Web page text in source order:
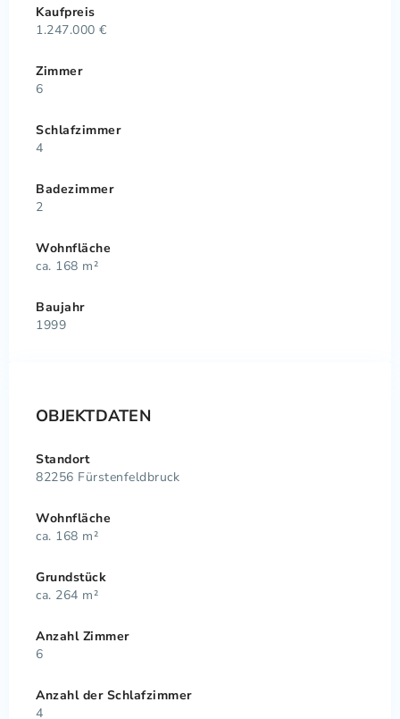
Kaufpreis
1.247.000 €
Zimmer
6
Schlafzimmer
4
Badezimmer
2
Wohnfläche
ca. 168 m²
Baujahr
1999
OBJEKTDATEN
Standort
82256 Fürstenfeldbruck
Wohnfläche
ca. 168 m²
Grundstück
ca. 264 m²
Anzahl Zimmer
6
Anzahl der Schlafzimmer
4